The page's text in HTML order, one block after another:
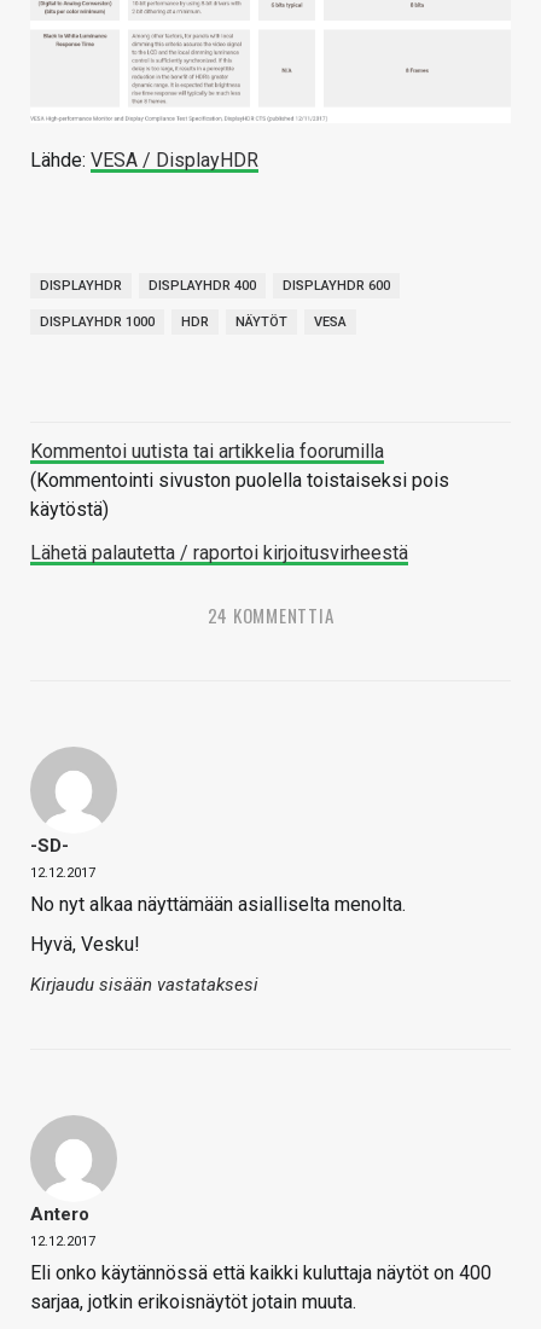
Lähde: VESA / DisplayHDR
DISPLAYHDR DISPLAYHDR 400 DISPLAYHDR 600
DISPLAYHDR 1000 HDR NÄYTÖT VESA
Kommentoi uutista tai artikkelia foorumilla
(Kommentointi sivuston puolella toistaiseksi pois
käytöstä)
Lähetä palautetta / raportoi kirjoitusvirheestä
24 KOMMENTTIA
-SD-
12.12.2017
No nyt alkaa näyttämään asialliselta menolta.
Hyvä, Vesku!
Kirjaudu sisään vastataksesi
Antero
12.12.2017
Eli onko käytännössä että kaikki kuluttaja näytöt on 400
sarjaa, jotkin erikoisnäytöt jotain muuta.